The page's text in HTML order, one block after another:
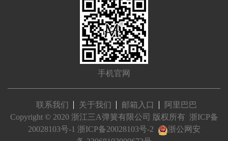
手机官网
联系我们 关于我们 邮箱入口
阿里巴巴
Copyright © 2020 浙江三A弹簧有限公司 版权所有 浙ICP备
20028103号-1 浙ICP备20028103号-2
浙公网安